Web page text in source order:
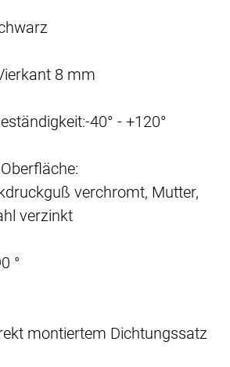
8 mm
-40° - +120°
verchromt, Mutter,
verzinkt
°
montiertem Dichtungssatz